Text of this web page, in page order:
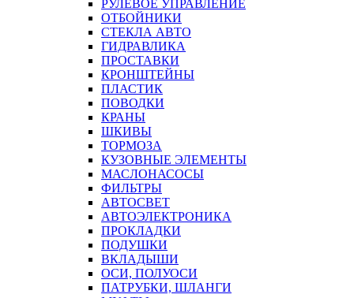
РУЛЕВОЕ УПРАВЛЕНИЕ
ОТБОЙНИКИ
СТЕКЛА АВТО
ГИДРАВЛИКА
ПРОСТАВКИ
КРОНШТЕЙНЫ
ПЛАСТИК
ПОВОДКИ
КРАНЫ
ШКИВЫ
ТОРМОЗА
КУЗОВНЫЕ ЭЛЕМЕНТЫ
МАСЛОНАСОСЫ
ФИЛЬТРЫ
АВТОСВЕТ
АВТОЭЛЕКТРОНИКА
ПРОКЛАДКИ
ПОДУШКИ
ВКЛАДЫШИ
ОСИ, ПОЛУОСИ
ПАТРУБКИ, ШЛАНГИ